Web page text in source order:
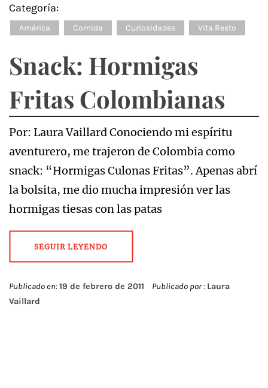
Categoría:
América Comida Curiosidades Vita Resto
Snack: Hormigas
Fritas Colombianas
Por: Laura Vaillard Conociendo mi espíritu
aventurero, me trajeron de Colombia como
snack: “Hormigas Culonas Fritas”. Apenas abrí
la bolsita, me dio mucha impresión ver las
hormigas tiesas con las patas
SEGUIR LEYENDO
Publicado en:19 de febrero de 2011 Publicado por : Laura
Vaillard